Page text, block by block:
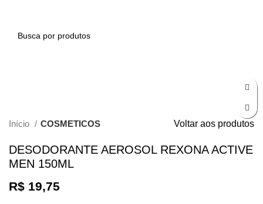
Início COSMETICOS Voltar aos produtos
DESODORANTE AEROSOL REXONA ACTIVE
MEN 150ML
R$ 19,75